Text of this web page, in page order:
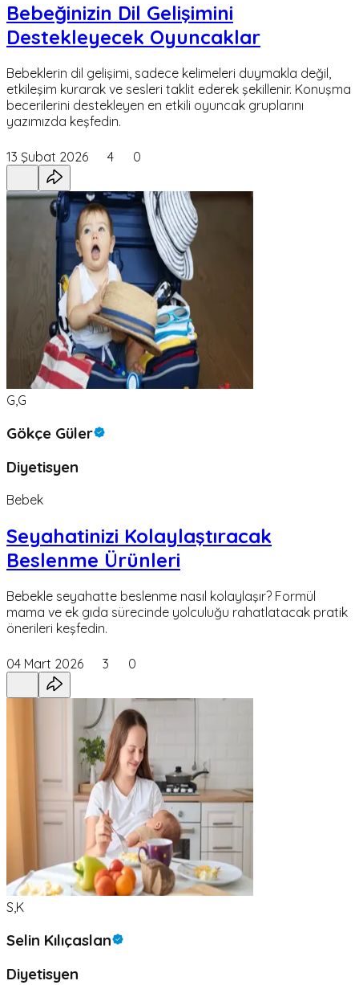
Bebeğinizin Dil Gelişimini
Destekleyecek Oyuncaklar
Bebeklerin dil gelişimi, sadece kelimeleri duymakla değil,
etkileşim kurarak ve sesleri taklit ederek şekillenir. Konuşma
becerilerini destekleyen en etkili oyuncak gruplarını
yazımızda keşfedin.
13 Şubat 2026 4 0
G,G
Gökçe Güler
Diyetisyen
Bebek
Seyahatinizi Kolaylaştıracak
Beslenme Ürünleri
Bebekle seyahatte beslenme nasıl kolaylaşır? Formül
mama ve ek gıda sürecinde yolculuğu rahatlatacak pratik
önerileri keşfedin.
04 Mart 2026 3 0
S,K
Selin Kılıçaslan
Diyetisyen